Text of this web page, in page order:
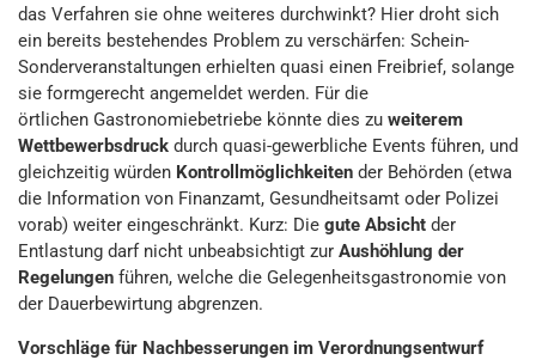
das Verfahren sie ohne weiteres durchwinkt? Hier droht sich
ein bereits bestehendes Problem zu verschärfen: Schein-
Sonderveranstaltungen erhielten quasi einen Freibrief, solange
sie formgerecht angemeldet werden. Für die
örtlichen Gastronomiebetriebe könnte dies zu weiterem
Wettbewerbsdruck durch quasi-gewerbliche Events führen, und
gleichzeitig würden Kontrollmöglichkeiten der Behörden (etwa
die Information von Finanzamt, Gesundheitsamt oder Polizei
vorab) weiter eingeschränkt. Kurz: Die gute Absicht der
Entlastung darf nicht unbeabsichtigt zur Aushöhlung der
Regelungen führen, welche die Gelegenheitsgastronomie von
der Dauerbewirtung abgrenzen.
Vorschläge für Nachbesserungen im Verordnungsentwurf